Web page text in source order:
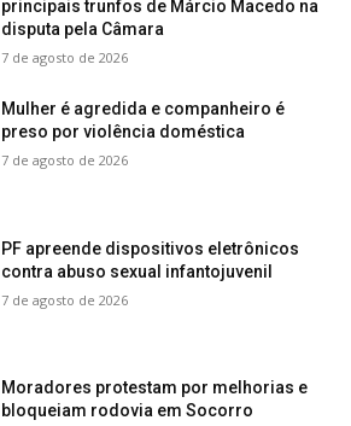
principais trunfos de Márcio Macedo na
disputa pela Câmara
7 de agosto de 2026
Mulher é agredida e companheiro é
preso por violência doméstica
7 de agosto de 2026
PF apreende dispositivos eletrônicos
contra abuso sexual infantojuvenil
7 de agosto de 2026
Moradores protestam por melhorias e
bloqueiam rodovia em Socorro